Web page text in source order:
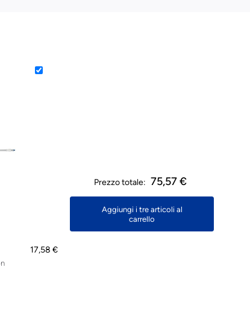
17,58 €
Prezzo totale: 75,57 €
Aggiungi i tre articoli al
carrello